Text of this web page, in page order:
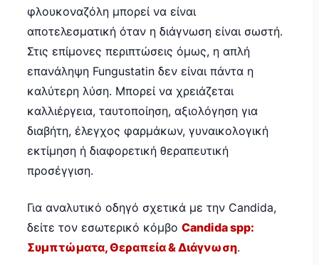
φλουκοναζόλη μπορεί να είναι
αποτελεσματική όταν η διάγνωση είναι σωστή.
Στις επίμονες περιπτώσεις όμως, η απλή
επανάληψη Fungustatin δεν είναι πάντα η
καλύτερη λύση. Μπορεί να χρειάζεται
καλλιέργεια, ταυτοποίηση, αξιολόγηση για
διαβήτη, έλεγχος φαρμάκων, γυναικολογική
εκτίμηση ή διαφορετική θεραπευτική
προσέγγιση.
Για αναλυτικό οδηγό σχετικά με την Candida,
δείτε τον εσωτερικό κόμβο Candida spp:
Συμπτώματα, Θεραπεία & Διάγνωση.